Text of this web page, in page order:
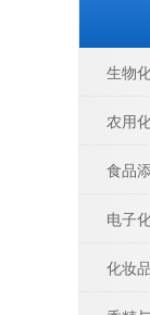
生物
农用
食品
电子
化妆